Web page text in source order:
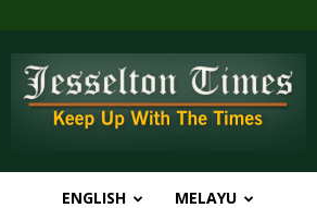
ENGLISH MELAYU